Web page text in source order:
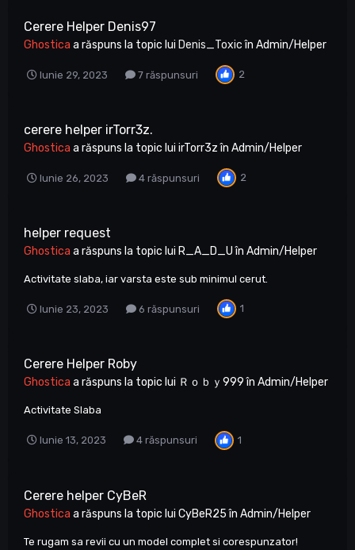
Cerere Helper Denis97
Ghostica a răspuns la topic lui Denis_Toxicîn Admin/Helper
Iunie 29, 2023 7 răspunsuri 2
cerere helper irTorr3z.
Ghostica a răspuns la topic lui irTorr3zîn Admin/Helper
Iunie 26, 2023 4 răspunsuri 2
helper request
Ghostica a răspuns la topic lui R_A_D_Uîn Admin/Helper
Activitate slaba, iar varsta este sub minimul cerut.
Iunie 23, 2023 6 răspunsuri 1
Cerere Helper Roby
Ghostica a răspuns la topic lui Ｒｏｂｙ999în Admin/Helper
Activitate Slaba
Iunie 13, 2023 4 răspunsuri 1
Cerere helper CyBeR
Ghostica a răspuns la topic lui CyBeR25în Admin/Helper
Te rugam sa revii cu un model complet si corespunzator!